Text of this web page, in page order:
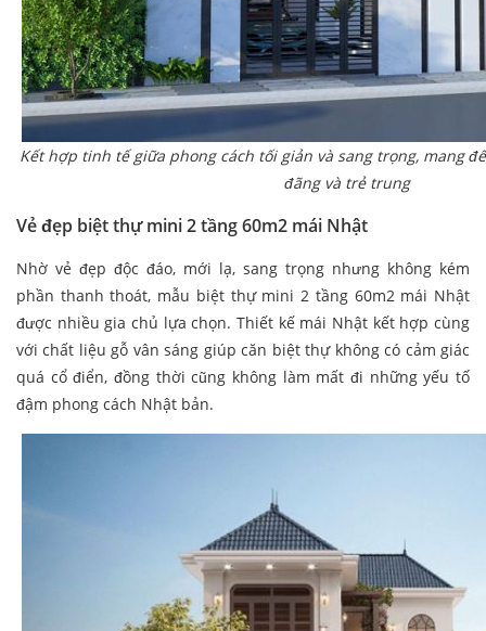
Kết hợp tinh tế giữa phong cách tối giản và sang trọng, mang
đãng và trẻ trung
Vẻ đẹp biệt thự mini 2 tầng 60m2 mái Nhật
Nhờ vẻ đẹp độc đáo, mới lạ, sang trọng nhưng không kém
phần thanh thoát, mẫu biệt thự mini 2 tầng 60m2 mái Nhật
được nhiều gia chủ lựa chọn. Thiết kế mái Nhật kết hợp cùng
với chất liệu gỗ vân sáng giúp căn biệt thự không có cảm giác
quá cổ điển, đồng thời cũng không làm mất đi những yếu tố
đậm phong cách Nhật bản.